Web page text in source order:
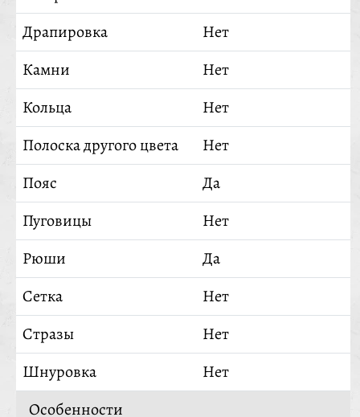
Драпировка
Нет
Камни
Нет
Кольца
Нет
Полоска другого цвета
Нет
Пояс
Да
Пуговицы
Нет
Рюши
Да
Сетка
Нет
Стразы
Нет
Шнуровка
Нет
Особенности